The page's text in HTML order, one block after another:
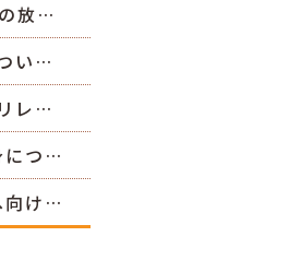
放…
い…
レ…
につ…
向け…